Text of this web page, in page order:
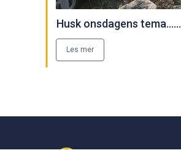
Husk onsdagens tema......
Les mer
Velkommen til Burud: